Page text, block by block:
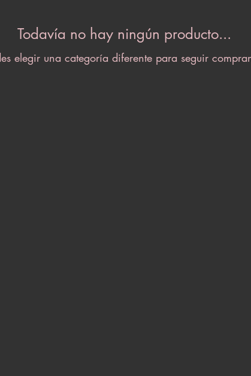
Todavía no hay ningún producto...
elegir una categoría diferente para seguir